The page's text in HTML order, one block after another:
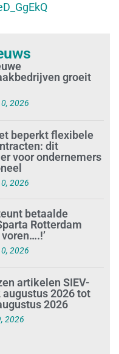
groeit
2026
beperkt flexibele
dit
voor ondernemers
2026
betaalde
Rotterdam
2026
artikelen SIEV-
augustus 2026 tot
2026
2026